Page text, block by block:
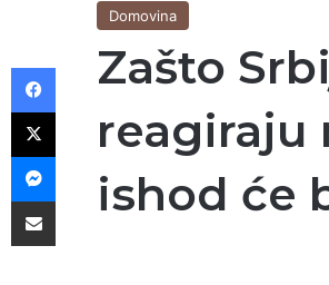
Domovina
Zašto
reagiraju
ishod će
Facebook
X
Messenger
Podijeli putem E-maila